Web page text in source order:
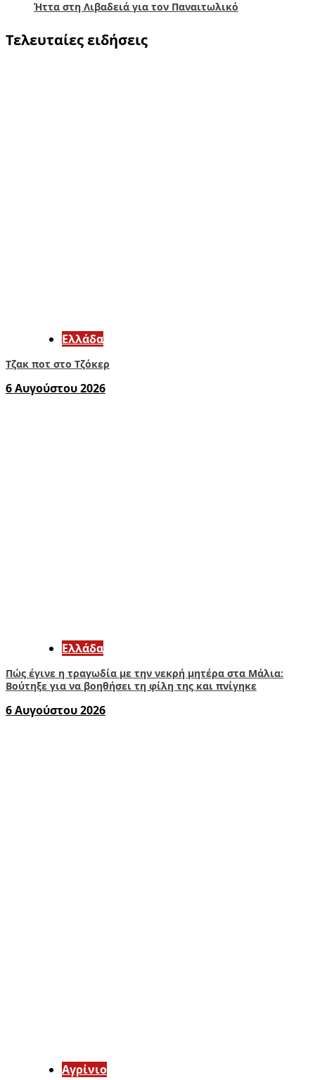
Ήττα στη Λιβαδειά για τον Παναιτωλικό
Τελευταίες ειδήσεις
Ελλάδα
Τζακ ποτ στο Τζόκερ
6 Αυγούστου 2026
Ελλάδα
Πώς έγινε η τραγωδία με την νεκρή μητέρα στα Μάλια:
Βούτηξε για να βοηθήσει τη φίλη της και πνίγηκε
6 Αυγούστου 2026
Aγρίνιο